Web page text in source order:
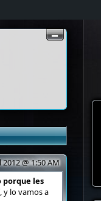
2012 @ 1:50 AM
porque les
, y lo vamos a